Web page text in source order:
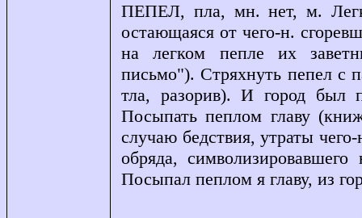
ПЕПЕЛ, пла, мн. нет, м.
остающаяся от чего-н.
на легком пепле их
письмо"). Стряхнуть пепел с
тла, разорив). И город был
Посыпать пеплом главу
случаю бедствия, утраты
обряда,
Посыпал пеплом я главу, из